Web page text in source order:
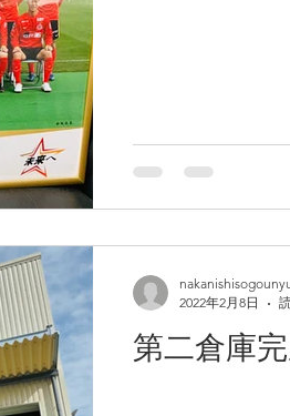
第二倉庫
2022年2月8日